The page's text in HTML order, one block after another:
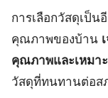
การเลือกวัสดุเป็
คุณภาพของบ้าน
คุณภาพและเหมา
วัสดุที่ทนทานต่อส